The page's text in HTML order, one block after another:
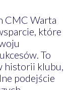
CMC Warta
które
To
historii klubu,
podejście